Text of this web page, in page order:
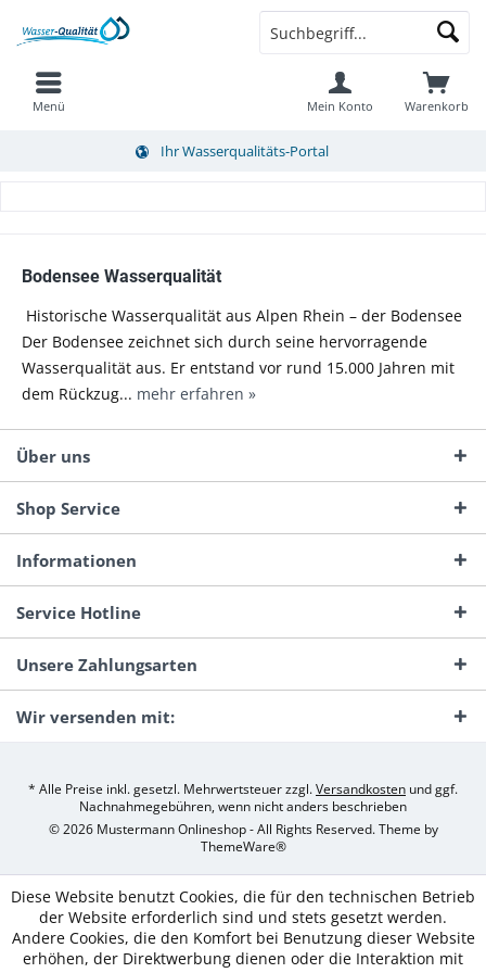
Menü Warenkorb
Mein Konto
Ihr Wasserqualitäts-Portal
Bodensee Wasserqualität
Historische Wasserqualität aus Alpen Rhein – der Bodensee
Der Bodensee zeichnet sich durch seine hervorragende
Wasserqualität aus. Er entstand vor rund 15.000 Jahren mit
dem Rückzug... mehr erfahren »
Über uns
Shop Service
Informationen
Service Hotline
Unsere Zahlungsarten
Wir versenden mit:
* Alle Preise inkl. gesetzl. Mehrwertsteuer zzgl.Versandkosten und ggf.
Nachnahmegebühren, wenn nicht anders beschrieben
© 2026 Mustermann Onlineshop - All Rights Reserved. Theme by
ThemeWare®
Diese Website benutzt Cookies, die für den technischen Betrieb
der Website erforderlich sind und stets gesetzt werden.
Andere Cookies, die den Komfort bei Benutzung dieser Website
erhöhen, der Direktwerbung dienen oder die Interaktion mit